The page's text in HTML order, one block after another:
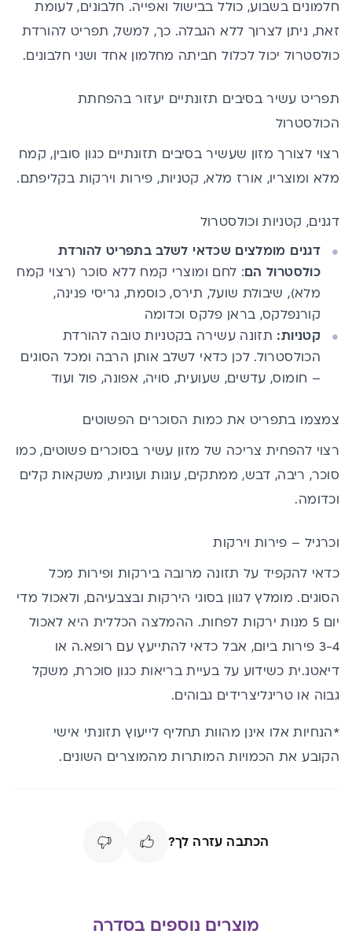
חלמונים בשבוע, כולל בבישול ואפייה. חלבונים, לעומת
זאת, ניתן לצרוך ללא הגבלה. כך, למשל, תפריט להורדת
כולסטרול יכול לכלול חביתה מחלמון אחד ושני חלבונים.
תפריט עשיר בסיבים תזונתיים יעזור בהפחתת
הכולסטרול
רצוי לצורך מזון שעשיר בסיבים תזונתיים כגון סובין, קמח
מלא ומוצריו, אורז מלא, קטניות, פירות וירקות בקליפתם.
דגנים, קטניות וכולסטרול
דגנים מומלצים שכדאי לשלב בתפריט להורדת
כולסטרול הם: לחם ומוצרי קמח ללא סוכר (רצוי קמח
מלא), שיבולת שועל, תירס, כוסמת, גריסי פנינה,
קורנפלקס, בראן פלקס וכדומה
קטניות: תזונה עשירה בקטניות טובה להורדת
הכולסטרול. לכן כדאי לשלב אותן הרבה ומכל הסוגים
– חומוס, עדשים, שעועית, סויה, אפונה, פול ועוד
צמצמו בתפריט את כמות הסוכרים הפשוטים
רצוי להפחית צריכה של מזון עשיר בסוכרים פשוטים, כמו
סוכר, ריבה, דבש, ממתקים, עוגות ועוגיות, משקאות קלים
וכדומה.
וכרגיל – פירות וירקות
כדאי להקפיד על תזונה מרובה בירקות ופירות מכל
הסוגים. מומלץ לגוון בסוגי הירקות ובצבעיהם, ולאכול מדי
יום 5 מנות ירקות לפחות. ההמלצה הכללית היא לאכול
3-4 פירות ביום, אבל כדאי להתייעץ עם רופא.ה או
דיאטנ.ית כשידוע על בעיית בריאות כגון סוכרת, משקל
גבוה או טריגליצרידים גבוהים.
*הנחיות אלו אינן מהוות תחליף לייעוץ תזונתי אישי
הקובע את הכמויות המותרות מהמוצרים השונים.
הכתבה עזרה לך?
מוצרים נוספים בסדרה